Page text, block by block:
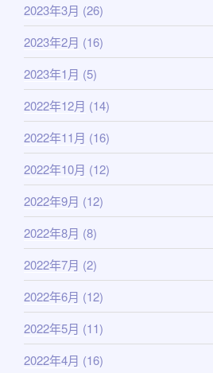
2023年3月 (26)
2023年2月 (16)
2023年1月 (5)
2022年12月 (14)
2022年11月 (16)
2022年10月 (12)
2022年9月 (12)
2022年8月 (8)
2022年7月 (2)
2022年6月 (12)
2022年5月 (11)
2022年4月 (16)